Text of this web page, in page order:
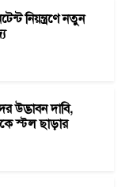
নিয়ন্ত্রণে নতুন
উদ্ভাবন দাবি,
স্টল ছাড়ার